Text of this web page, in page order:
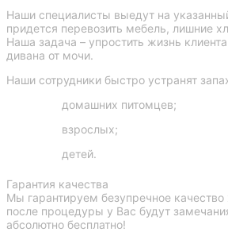
Наши специалисты выедут на
придется перевозить мебель, лишние
Наша задача – упростить жизнь
дивана от мочи.
Наши сотрудники быстро устранят
домашних питомцев;
взрослых;
детей.
Гарантия качества
Мы гарантируем безупречное качество
после процедуры у Вас будут
абсолютно бесплатно!